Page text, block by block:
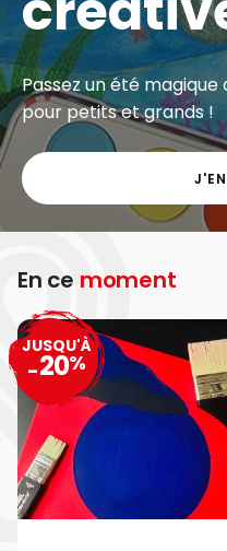
Passez un été
pour petits et grands !
En ce moment
JUSQU'À
-20%